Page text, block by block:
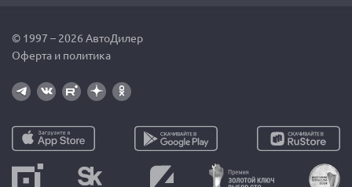
© 1997 – 2026 АвтоДилер
Оферта и политика